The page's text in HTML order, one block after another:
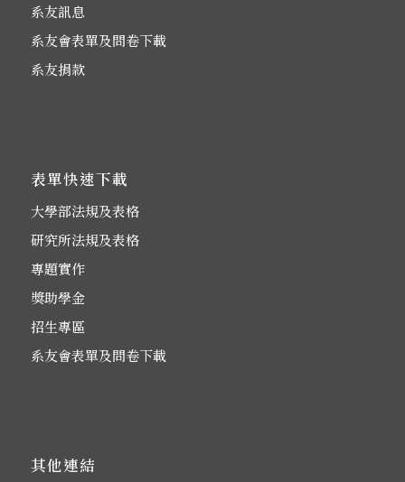
系友訊息
系友會表單及問卷下載
系友捐款
表單快速下載
大學部法規及表格
研究所法規及表格
專題實作
獎助學金
招生專區
系友會表單及問卷下載
其他連結